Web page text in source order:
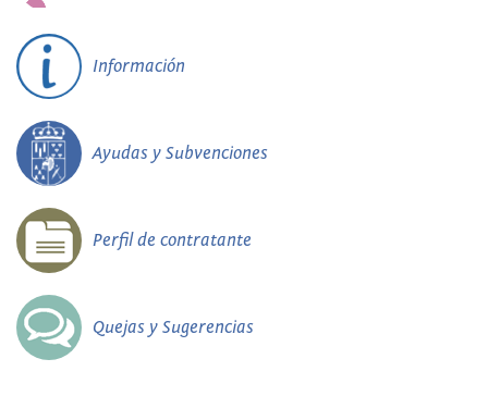
Información
Ayudas y Subvenciones
Perfil de contratante
Quejas y Sugerencias